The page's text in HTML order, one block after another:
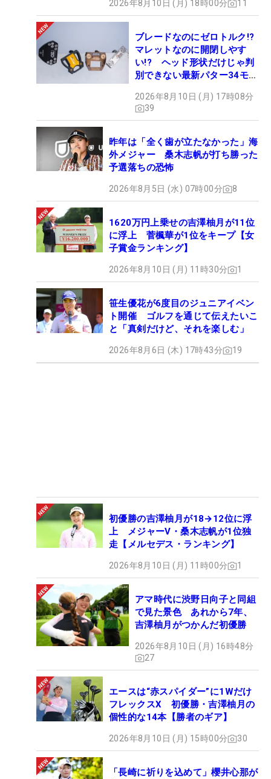
2026年8月10日 (月) 18時00分 11
ブレードなのにゼロトルク!?
マレットなのに開閉しやす
い!? ヘッド形状だけじゃ判
別できない最新パター34モデ
#ギアカタログ2026
2026年8月10日 (月) 17時08分
39
昨年は「全く歯が立たなかった」海
外メジャー 桑木志帆が打ち勝った
予選落ちの恐怖
2026年8月5日 (水) 07時00分 8
1620万円上乗せの吉澤柚月が11位
に浮上 菅楓華が1位をキープ【女
子賞金ランキング】
2026年8月10日 (月) 11時30分 1
笹生優花が6度目のジュニアイベン
ト開催 ゴルフを通じて伝えたいこ
と「真剣だけど、それを楽しむ」
2026年8月6日 (木) 17時43分 19
初優勝の吉澤柚月が18→12位に浮
上 メジャーV・桑木志帆が1位独
走【メルセデス・ランキング】
2026年8月10日 (月) 11時00分 1
アマ時代に渋野日向子と同組
で見た景色 あれから7年、
吉澤柚月がつかんだ初優勝
2026年8月10日 (月) 16時48分
27
エースは“赤スパイダー”に1Wだけ
フレックスX 初優勝・吉澤柚月の
個性的な14本【勝者のギア】
2026年8月10日 (月) 15時00分 30
「長崎に祈りを込めて」櫻井心那が